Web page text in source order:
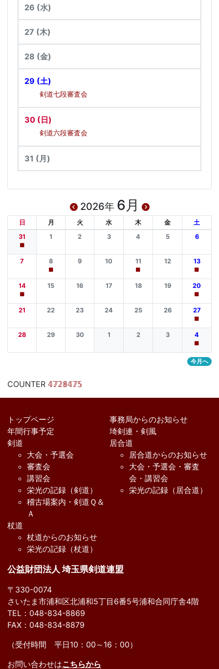
2026年 6月
日 月 火 水 木 金
土
31
■
1 2 3 4 5 6
7 8
■
9 10 11
■
12 13
■
14
■
15 16 17 18 19 20
■
21 22 23 24 25 26 27
■
28 29 30 1 2 3 4
■
今月へ
COUNTER 𝟜𝟟𝟚𝟠𝟜𝟟𝟝
26 (水)
27 (木)
28 (金)
29 (土)
剣道七段審査会
30 (日)
剣道六段審査会
31 (月)
トップページ
事務局からのお知らせ
年間行事予定
埼剣連・剣風
剣道
大会・予選会
審査会
講習会
栄光の記録（剣道）
稽古場案内・剣道Ｑ＆
Ａ
居合道
居合道からのお知らせ
大会・予選会・審査
会・講習会
栄光の記録（居合道）
杖道
杖道からのお知らせ
栄光の記録（杖道）
公益財団法人 埼玉県剣道連盟
〒330-0074
さいたま市浦和区北浦和5丁目6番5号浦和合同庁舎4階
TEL：048-834-8869
FAX：048-834-8879
（受付時間 平日10：00～16：00）
お問い合わせはこちらから